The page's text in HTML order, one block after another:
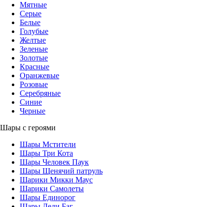
Мятные
Серые
Белые
Голубые
Желтые
Зеленые
Золотые
Красные
Оранжевые
Розовые
Серебряные
Синие
Черные
Шары с героями
Шары Мстители
Шары Три Кота
Шары Человек Паук
Шары Щенячий патруль
Шарики Микки Маус
Шарики Самолеты
Шары Единорог